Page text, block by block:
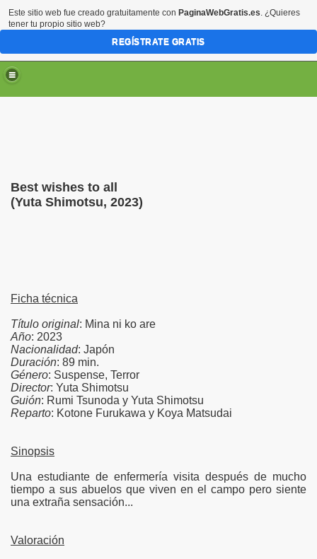
Best wishes to all
(Yuta Shimotsu, 2023)
Ficha técnica
Título original: Mina ni ko are
Año: 2023
Nacionalidad: Japón
Duración: 89 min.
Género: Suspense, Terror
Director: Yuta Shimotsu
Guión: Rumi Tsunoda y Yuta Shimotsu
Reparto: Kotone Furukawa y Koya Matsudai
Sinopsis
Una estudiante de enfermería visita después de mucho
tiempo a sus abuelos que viven en el campo pero siente
una extraña sensación...
Valoración
Este sitio web fue creado gratuitamente con PaginaWebGratis.es. ¿Quieres
tener tu propio sitio web?
REGÍSTRATE GRATIS